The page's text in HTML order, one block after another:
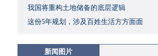
我国将重构土地储备的底层逻辑
这份5年规划，涉及百姓生活方方面面
新闻图片